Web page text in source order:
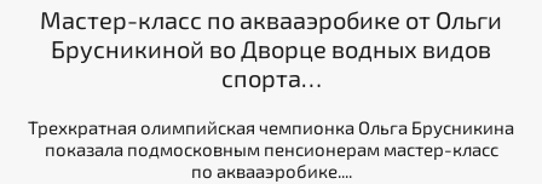
Мастер-класс по аквааэробике от Ольги
Брусникиной во Дворце водных видов
спорта…
Трехкратная олимпийская чемпионка Ольга Брусникина
показала подмосковным пенсионерам мастер-класс
по аквааэробике....